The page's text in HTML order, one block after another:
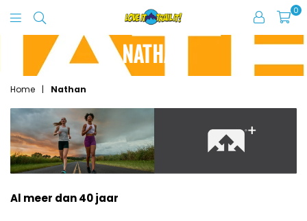
Love
It
It
0
NATHAN
Home | Nathan
Al meer dan 40 jaar